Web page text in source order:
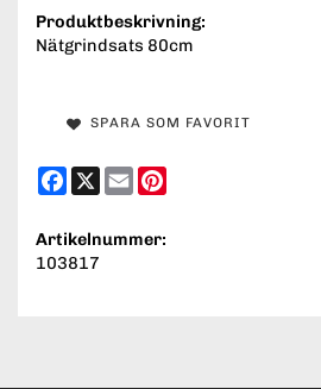
Produktbeskrivning:
Nätgrindsats 80cm
SPARA SOM FAVORIT
Facebook
X Email
Artikelnummer:
103817